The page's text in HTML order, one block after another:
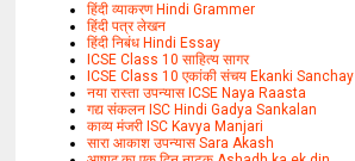
हिंदी व्याकरण Hindi Grammer
हिंदी पत्र लेखन
हिंदी निबंध Hindi Essay
ICSE Class 10 साहित्य सागर
ICSE Class 10 एकांकी संचय Ekanki Sanchay
नया रास्ता उपन्यास ICSE Naya Raasta
गद्य संकलन ISC Hindi Gadya Sankalan
काव्य मंजरी ISC Kavya Manjari
सारा आकाश उपन्यास Sara Akash